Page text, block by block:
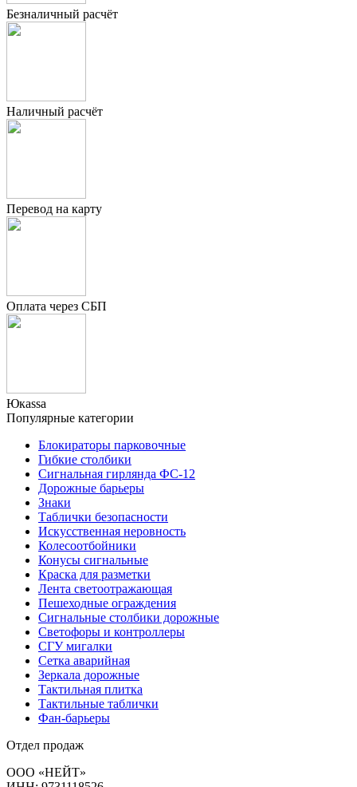
Безналичный расчёт
Наличный расчёт
Перевод на карту
Оплата через СБП
Юкаssа
Популярные категории
Блокираторы парковочные
Гибкие столбики
Сигнальная гирлянда ФС-12
Дорожные барьеры
Знаки
Таблички безопасности
Искусственная неровность
Колесоотбойники
Конусы сигнальные
Краска для разметки
Лента светоотражающая
Пешеходные ограждения
Сигнальные столбики дорожные
Светофоры и контроллеры
СГУ мигалки
Cетка аварийная
Зеркала дорожные
Тактильная плитка
Тактильные таблички
Фан-барьеры
Отдел продаж
ООО «НЕЙТ»